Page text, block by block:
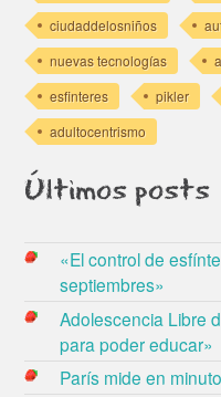
ciudaddelosniños
nuevas tecnologías
esfinteres
pikler
adultocentrismo
Últimos posts
«El control de
septiembres»
Adolescencia Libre
para poder educar»
París mide en